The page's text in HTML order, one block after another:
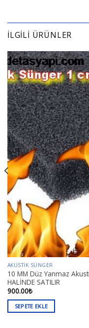
İLGILI ÜRÜNLER
AKUSTIK SÜNGER
10 MM Düz Yanmaz
HALİNDE SATILIR
900.00₺
SEPETE EKLE